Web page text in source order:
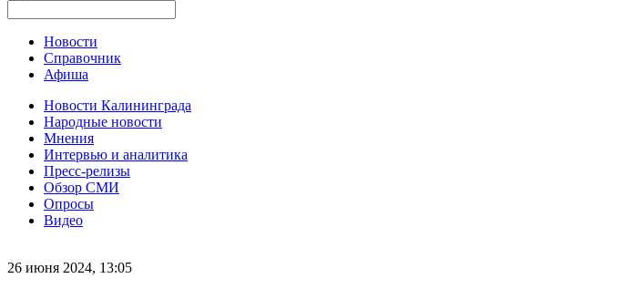
Новости
Справочник
Афиша
Новости Калининграда
Народные новости
Мнения
Интервью и аналитика
Пресс-релизы
Обзор СМИ
Опросы
Видео
26 июня 2024, 13:05